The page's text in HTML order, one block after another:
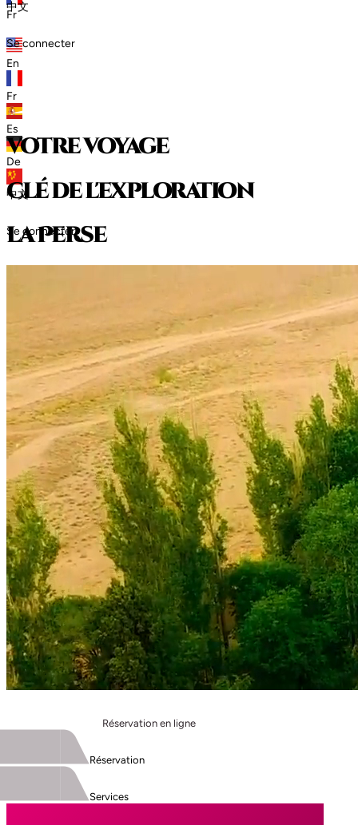
Fr
En
Fr
Es
De
中文
Se connecter
中文
Se connecter
votre voyage
clé de l'exploration
laPerse
Réservation en ligne
Réservation
Services